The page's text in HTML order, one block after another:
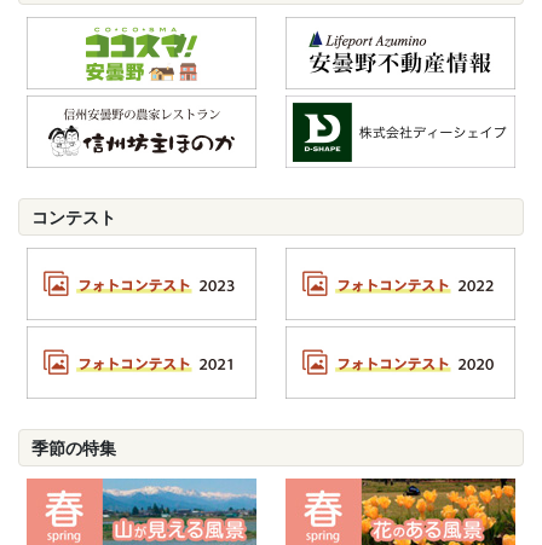
コンテスト
季節の特集